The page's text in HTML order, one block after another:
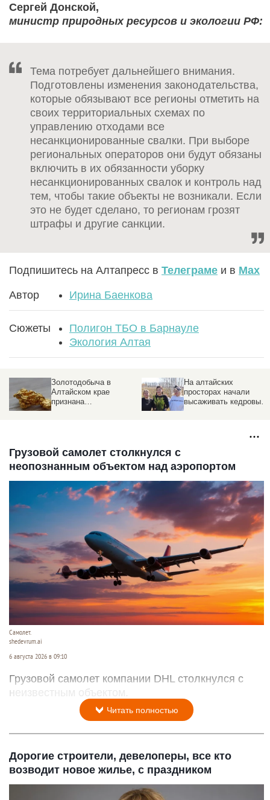
Сергей Донской,
министр природных ресурсов и экологии РФ:
Тема потребует дальнейшего внимания.
Подготовлены изменения законодательства,
которые обязывают все регионы отметить на
своих территориальных схемах по
управлению отходами все
несанкционированные свалки. При выборе
региональных операторов они будут обязаны
включить в их обязанности уборку
несанкционированных свалок и контроль над
тем, чтобы такие объекты не возникали. Если
это не будет сделано, то регионам грозят
штрафы и другие санкции.
Подпишитесь на Алтапресс в Телеграме и в Max
Автор Ирина Баенкова
Сюжеты
Полигон ТБО в Барнауле
Экология Алтая
Золотодобыча в
Алтайском крае
признана
На алтайских
просторах начали
высаживать кедровый
Грузовой самолет столкнулся с
неопознанным объектом над аэропортом
Самолет.
shedevrum.ai
6 августа 2026 в 09:10
Грузовой самолет компании DHL столкнулся с
неизвестным объектом.
Читать полностью
Дорогие строители, девелоперы, все кто
возводит новое жилье, с праздником